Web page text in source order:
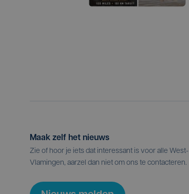
Maak zelf het nieuws
Zie of hoor je iets dat interessant is voor alle West-
Vlamingen, aarzel dan niet om ons te contacteren.